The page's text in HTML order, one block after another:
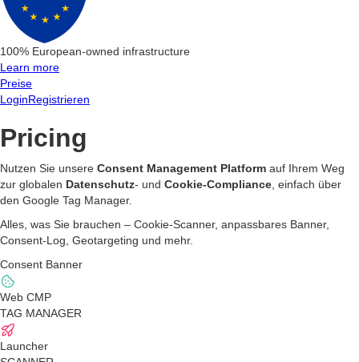
100% European-owned infrastructure
Learn more
Preise
LoginRegistrieren
Pricing
Nutzen Sie unsere Consent Management Platform auf Ihrem Weg
zur globalen Datenschutz- und Cookie-Compliance , einfach über
den Google Tag Manager.
Alles, was Sie brauchen – Cookie-Scanner, anpassbares Banner,
Consent-Log, Geotargeting und mehr.
Consent Banner
Web CMP
TAG MANAGER
Launcher